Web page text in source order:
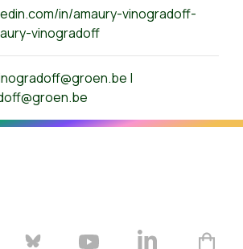
in/amaury-vinogradoff-
vinogradoff
|